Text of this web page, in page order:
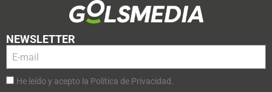
NEWSLETTER
He leído y acepto la Política de Privacidad.